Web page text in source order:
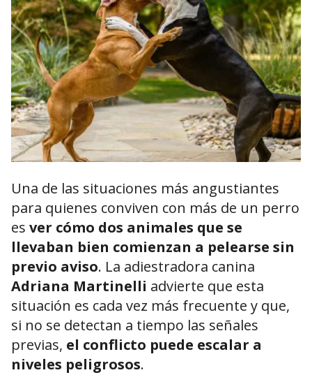
Una de las situaciones más angustiantes
para quienes conviven con más de un perro
es ver cómo dos animales que se
llevaban bien comienzan a pelearse sin
previo aviso. La adiestradora canina
Adriana Martinelli advierte que esta
situación es cada vez más frecuente y que,
si no se detectan a tiempo las señales
previas, el conflicto puede escalar a
niveles peligrosos.